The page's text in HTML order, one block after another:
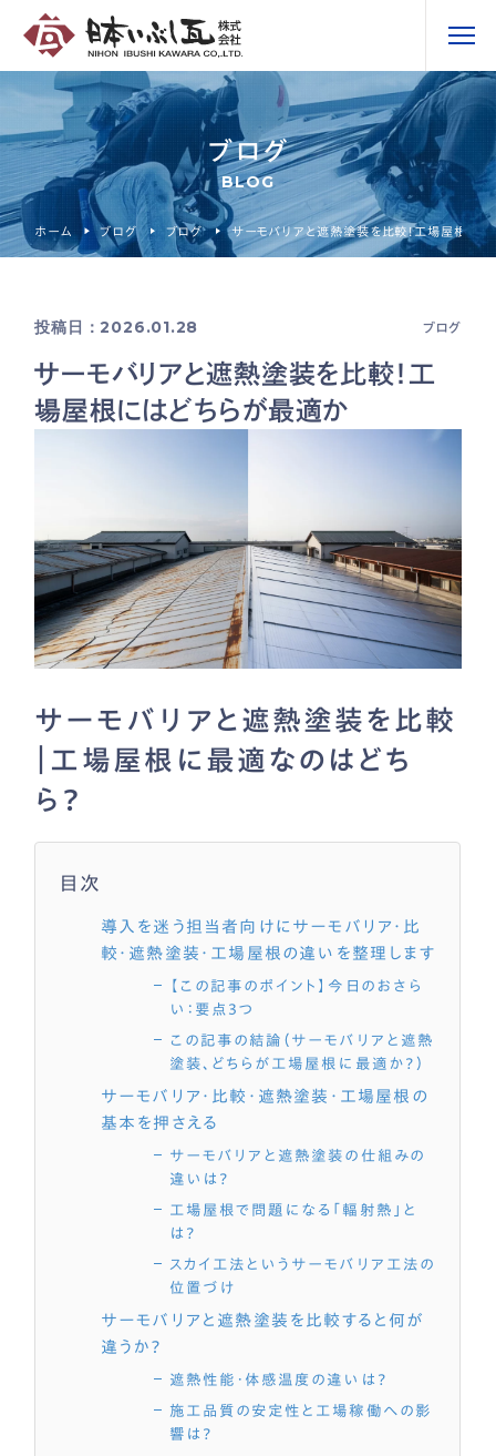
ブログ
BLOG
ホーム ブログ ブログ サーモバリアと遮熱塗装を比較！工場屋根に
投稿日：2026.01.28 ブログ
サーモバリアと遮熱塗装を比較！工
場屋根にはどちらが最適か
サーモバリアと遮熱塗装を比較
｜工場屋根に最適なのはどち
ら？
目次
導入を迷う担当者向けにサーモバリア・比
較・遮熱塗装・工場屋根の違いを整理します
【この記事のポイント】今日のおさら
い：要点3つ
この記事の結論（サーモバリアと遮熱
塗装、どちらが工場屋根に最適か？）
サーモバリア・比較・遮熱塗装・工場屋根の
基本を押さえる
サーモバリアと遮熱塗装の仕組みの
違いは？
工場屋根で問題になる「輻射熱」と
は？
スカイ工法というサーモバリア工法の
位置づけ
サーモバリアと遮熱塗装を比較すると何が
違うか？
遮熱性能・体感温度の違いは？
施工品質の安定性と工場稼働への影
響は？